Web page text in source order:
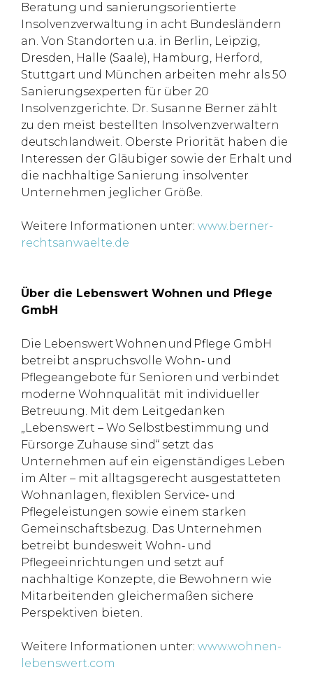
Beratung und sanierungsorientierte
Insolvenzverwaltung in acht Bundesländern
an. Von Standorten u.a. in Berlin, Leipzig,
Dresden, Halle (Saale), Hamburg, Herford,
Stuttgart und München arbeiten mehr als 50
Sanierungsexperten für über 20
Insolvenzgerichte. Dr. Susanne Berner zählt
zu den meist bestellten Insolvenzverwaltern
deutschlandweit. Oberste Priorität haben die
Interessen der Gläubiger sowie der Erhalt und
die nachhaltige Sanierung insolventer
Unternehmen jeglicher Größe.
Weitere Informationen unter: www.berner-
rechtsanwaelte.de
Über die Lebenswert Wohnen und Pflege
GmbH
Die Lebenswert Wohnen und Pflege GmbH
betreibt anspruchsvolle Wohn‑ und
Pflegeangebote für Senioren und verbindet
moderne Wohnqualität mit individueller
Betreuung. Mit dem Leitgedanken
„Lebenswert – Wo Selbstbestimmung und
Fürsorge Zuhause sind“ setzt das
Unternehmen auf ein eigenständiges Leben
im Alter – mit alltagsgerecht ausgestatteten
Wohnanlagen, flexiblen Service‑ und
Pflegeleistungen sowie einem starken
Gemeinschaftsbezug. Das Unternehmen
betreibt bundesweit Wohn‑ und
Pflegeeinrichtungen und setzt auf
nachhaltige Konzepte, die Bewohnern wie
Mitarbeitenden gleichermaßen sichere
Perspektiven bieten.
Weitere Informationen unter: www.wohnen-
lebenswert.com